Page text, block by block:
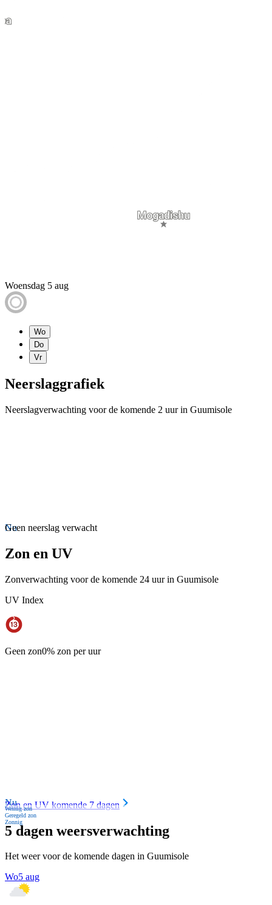
Woensdag 5 aug
Wo
Do
Vr
Neerslaggrafiek
Neerslagverwachting voor de komende 2 uur in Guumisole
Nu
Geen neerslag verwacht
Zon en UV
Zonverwachting voor de komende 24 uur in Guumisole
UV Index
Geen zon0% zon per uur
Nu
Weinig zon
Geregeld zon
Zonnig
Zon en UV komende 7 dagen
5 dagen weersverwachting
Het weer voor de komende dagen in Guumisole
Wo5 aug